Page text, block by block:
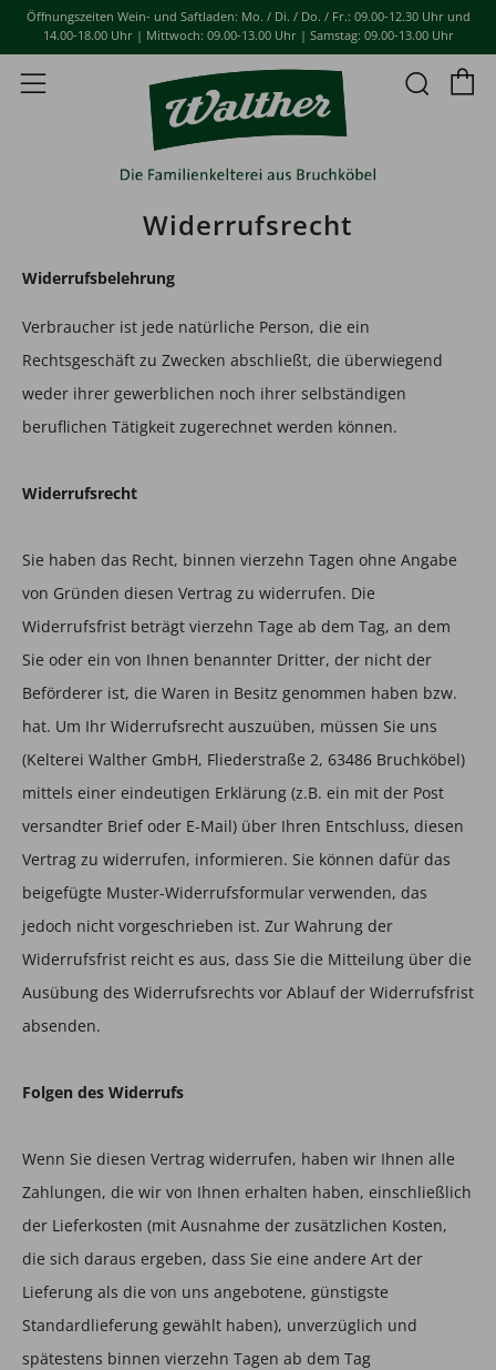
Öffnungszeiten Wein- und Saftladen: Mo. / Di. / Do. / Fr.: 09.00-12.30 Uhr und
14.00-18.00 Uhr | Mittwoch: 09.00-13.00 Uhr | Samstag: 09.00-13.00 Uhr
Menü
Widerrufsrecht
Widerrufsbelehrung
Verbraucher ist jede natürliche Person, die ein
Rechtsgeschäft zu Zwecken abschließt, die überwiegend
weder ihrer gewerblichen noch ihrer selbständigen
beruflichen Tätigkeit zugerechnet werden können.
Widerrufsrecht
Sie haben das Recht, binnen vierzehn Tagen ohne Angabe
von Gründen diesen Vertrag zu widerrufen. Die
Widerrufsfrist beträgt vierzehn Tage ab dem Tag, an dem
Sie oder ein von Ihnen benannter Dritter, der nicht der
Beförderer ist, die Waren in Besitz genommen haben bzw.
hat. Um Ihr Widerrufsrecht auszuüben, müssen Sie uns
(Kelterei Walther GmbH, Fliederstraße 2, 63486 Bruchköbel)
mittels einer eindeutigen Erklärung (z.B. ein mit der Post
versandter Brief oder E-Mail) über Ihren Entschluss, diesen
Vertrag zu widerrufen, informieren. Sie können dafür das
beigefügte Muster-Widerrufsformular verwenden, das
jedoch nicht vorgeschrieben ist. Zur Wahrung der
Widerrufsfrist reicht es aus, dass Sie die Mitteilung über die
Ausübung des Widerrufsrechts vor Ablauf der Widerrufsfrist
absenden.
Folgen des Widerrufs
Wenn Sie diesen Vertrag widerrufen, haben wir Ihnen alle
Zahlungen, die wir von Ihnen erhalten haben, einschließlich
der Lieferkosten (mit Ausnahme der zusätzlichen Kosten,
die sich daraus ergeben, dass Sie eine andere Art der
Lieferung als die von uns angebotene, günstigste
Standardlieferung gewählt haben), unverzüglich und
spätestens binnen vierzehn Tagen ab dem Tag